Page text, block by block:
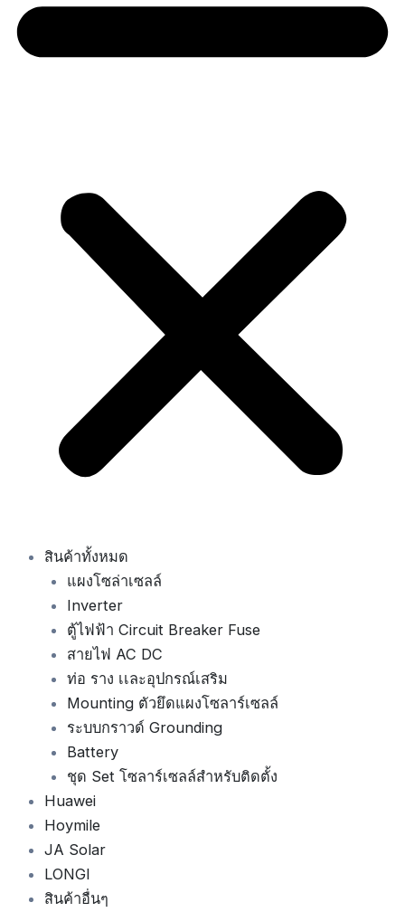
สินค้าทั้งหมด
แผงโซล่าเซลล์
Inverter
ตู้ไฟฟ้า Circuit Breaker Fuse
สายไฟ AC DC
ท่อ ราง เเละอุปกรณ์เสริม
Mounting ตัวยึดแผงโซลาร์เซลล์
ระบบกราวด์ Grounding
Battery
ชุด Set โซลาร์เซลล์สำหรับติดตั้ง
Huawei
Hoymile
JA Solar
LONGI
สินค้าอื่นๆ